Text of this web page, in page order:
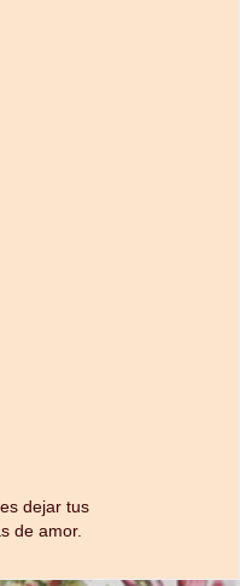
dejar tus
de amor.